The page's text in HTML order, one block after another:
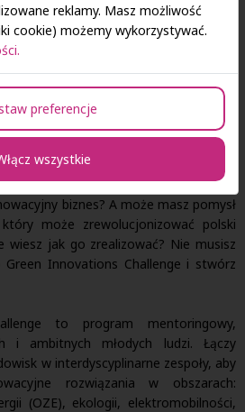
rynek zielonych innowacji - rusza
2023!
chciałby wejść w świat startupów i
biznes? A może masz pomysł
może zrewolucjonizować polski
wiesz jak go zrealizować? Nie musisz
Green Innovations Challenge i stwórz
to program mentoringowy,
i ambitnych młodych ludzi. Łączy
w interdyscyplinarne zespoły, aby
rozwiązania w obszarach:
(OZE), ekologii, elektromobilności,
reklamy. Masz możliwość
cookie) możemy wykorzystywać.
preferencje
wszystkie